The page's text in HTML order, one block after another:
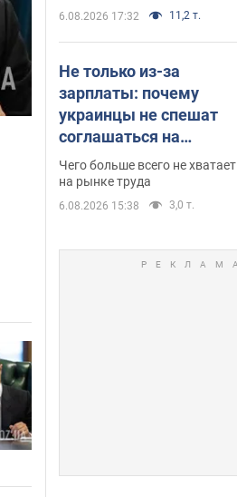
6.08.2026 17:32 11,2 т.
Не только из-за
зарплаты: почему
украинцы не спешат
соглашаться на
вакансии
Чего больше всего не хватает
на рынке труда
6.08.2026 15:38 3,0 т.